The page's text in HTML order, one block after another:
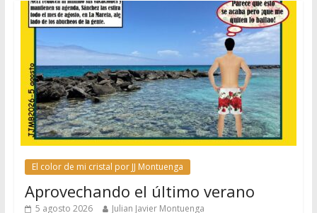
El color de mi cristal por JJ Montuenga
Aprovechando el último verano
5 agosto 2026 Julian Javier Montuenga